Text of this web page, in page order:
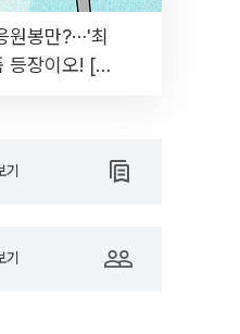
원봉만?⋯'최
등장이오! [솔